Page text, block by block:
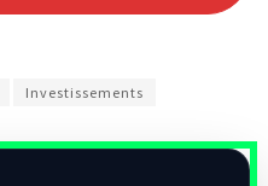
Investissements